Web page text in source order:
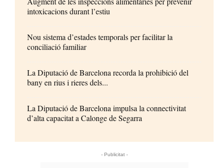
intoxicacions durant l’estiu
Nou sistema d’estades temporals per facilitar la
conciliació familiar
La Diputació de Barcelona recorda la prohibició del
bany en rius i rieres dels...
La Diputació de Barcelona impulsa la connectivitat
d’alta capacitat a Calonge de Segarra
- Publicitat -